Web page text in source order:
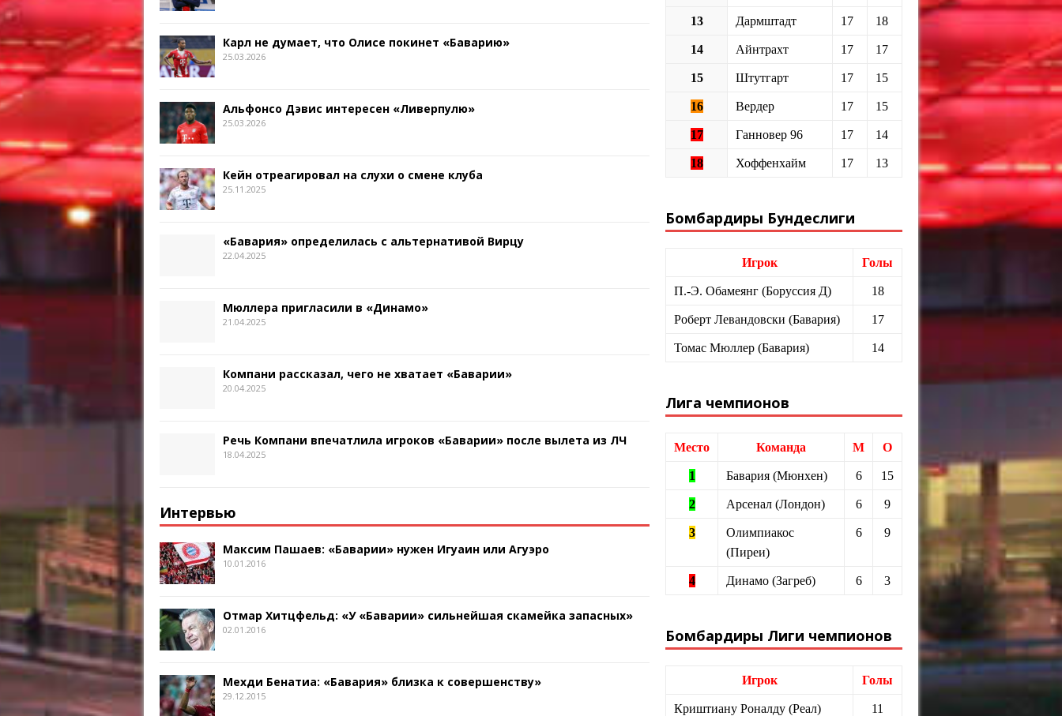
Карл не думает, что Олисе покинет «Баварию»
25.03.2026
Альфонсо Дэвис интересен «Ливерпулю»
25.03.2026
Кейн отреагировал на слухи о смене клуба
25.11.2025
«Бавария» определилась с альтернативой Вирцу
22.04.2025
Мюллера пригласили в «Динамо»
21.04.2025
Компани рассказал, чего не хватает «Баварии»
20.04.2025
Речь Компани впечатлила игроков «Баварии» после вылета из ЛЧ
18.04.2025
Интервью
Максим Пашаев: «Баварии» нужен Игуаин или Агуэро
10.01.2016
Отмар Хитцфельд: «У «Баварии» сильнейшая скамейка запасных»
02.01.2016
Мехди Бенатиа: «Бавария» близка к совершенству»
29.12.2015
13 Дармштадт 17 18
14 Айнтрахт 17 17
15 Штутгарт 17 15
16 Вердер 17 15
17 Ганновер 96 17 14
18 Хоффенхайм 17 13
Бомбардиры Бундеслиги
Игрок Голы
П.-Э. Обамеянг (Боруссия Д) 18
Роберт Левандовски (Бавария) 17
Томас Мюллер (Бавария) 14
Лига чемпионов
Место Команда М О
1 Бавария (Мюнхен) 6 15
2 Арсенал (Лондон) 6 9
3
Олимпиакос
(Пиреи)
6 9
4 Динамо (Загреб) 6 3
Бомбардиры Лиги чемпионов
Игрок Голы
Криштиану Роналду (Реал) 11